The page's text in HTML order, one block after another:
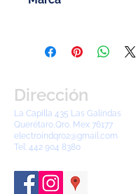
Dirección
La Capilla 435 Las Galindas
Querétaro,Qro. Mex 76177
electroindqro2@gmail.com
Tel: 442 904 8380